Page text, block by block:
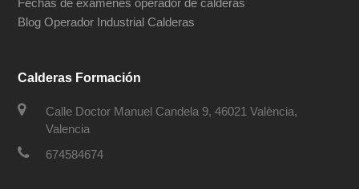
Fechas de exámenes operador de calderas
Blog Operador Industrial Calderas
Calderas Formación
Calle Doctor Manuel Candela 9, 46021 València,
Valencia
674584674